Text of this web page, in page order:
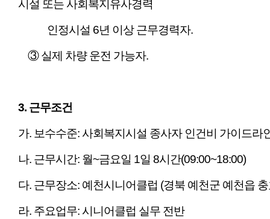
시설 또는 사회복지유사경력
인정시설 6년 이상 근무경력자.
③ 실제 차량 운전 가능자.
​3. 근무조건
가. 보수수준: 사회복지시설 종사자 인건비 가이드라
나. 근무시간: 월~금요일 1일 8시간(09:00~18:00)
다. 근무장소: 예천시니어클럽 (경북 예천군 예천읍
라. 주요업무: 시니어클럽 실무 전반